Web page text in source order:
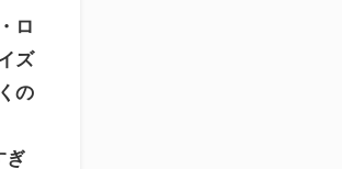
ロ
ズ
の
ぎ